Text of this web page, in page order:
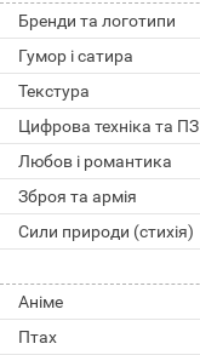
Бренди та логотипи
Гумор і сатира
Текстура
Цифрова техніка та ПЗ
Любов і романтика
Зброя та армія
Сили природи (стихія)
Аніме
Птах